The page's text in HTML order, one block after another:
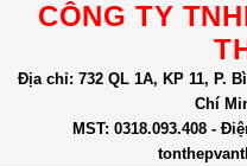
content
CÔNG TY
Địa chỉ: 732 QL 1A, KP 11, P.
Chí
MST: 0318.093.408 -